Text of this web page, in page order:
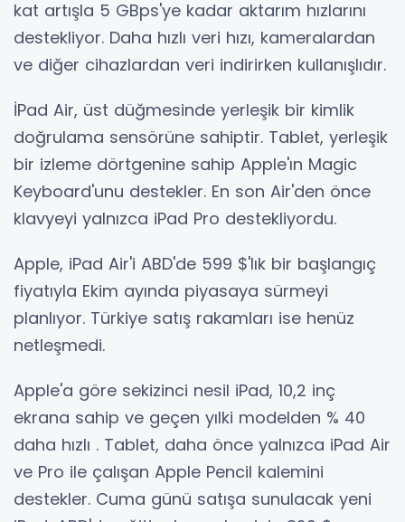
kat artışla 5 GBps'ye kadar aktarım hızlarını
destekliyor. Daha hızlı veri hızı, kameralardan
ve diğer cihazlardan veri indirirken kullanışlıdır.
İPad Air, üst düğmesinde yerleşik bir kimlik
doğrulama sensörüne sahiptir. Tablet, yerleşik
bir izleme dörtgenine sahip Apple'ın Magic
Keyboard'unu destekler. En son Air'den önce
klavyeyi yalnızca iPad Pro destekliyordu.
Apple, iPad Air'i ABD'de 599 $'lık bir başlangıç ​​
fiyatıyla Ekim ayında piyasaya sürmeyi
planlıyor. Türkiye satış rakamları ise henüz
netleşmedi.
Apple'a göre sekizinci nesil iPad, 10,2 inç
ekrana sahip ve geçen yılki modelden % 40
daha hızlı . Tablet, daha önce yalnızca iPad Air
ve Pro ile çalışan Apple Pencil kalemini
destekler. Cuma günü satışa sunulacak yeni